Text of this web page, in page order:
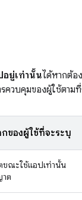
ยู่เท่านั้นได้หากต้อ
บคุมของผู้ใช้ตามที่
กของผู้ใช้ที่จะระบุ
ณะใช้แอปเท่านั้น
ต